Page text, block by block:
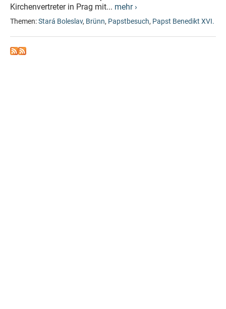
Kirchenvertreter in Prag mit... mehr ›
Themen:Stará Boleslav, Brünn, Papstbesuch, Papst Benedikt XVI.